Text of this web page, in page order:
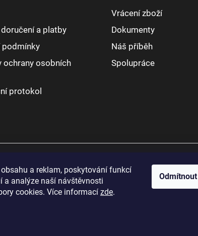
a reklam, poskytování funkcí
a analýze naší návštěvnosti
cookies. Více informací zde.
Odmítnout
a platby
podmínky
ochrany osobních
protokol
Vrácení zboží
Dokumenty
Náš příběh
Spolupráce
vyhrazena.